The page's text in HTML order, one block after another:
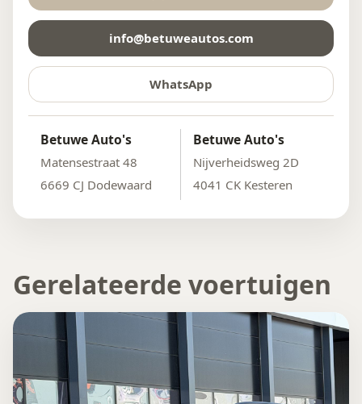
info@betuweautos.com
WhatsApp
Betuwe Auto's
Matensestraat 48
6669 CJ Dodewaard
Betuwe Auto's
Nijverheidsweg 2D
4041 CK Kesteren
Gerelateerde voertuigen